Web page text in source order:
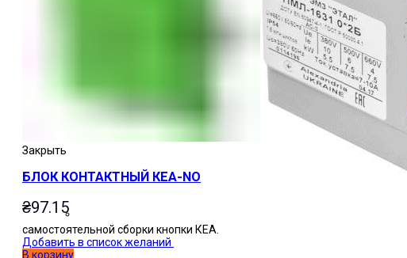
Закрыть
БЛОК КОНТАКТНЫЙ КЕА-NО
₴97.15
самостоятельной сборки кнопки КЕА.
Добавить в список желаний
В корзину